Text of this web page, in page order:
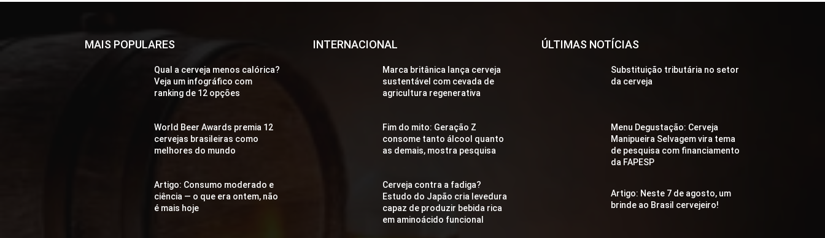
MAIS POPULARES
Qual a cerveja menos calórica?
Veja um infográfico com
ranking de 12 opções
World Beer Awards premia 12
cervejas brasileiras como
melhores do mundo
Artigo: Consumo moderado e
ciência — o que era ontem, não
é mais hoje
INTERNACIONAL
Marca britânica lança cerveja
sustentável com cevada de
agricultura regenerativa
Fim do mito: Geração Z
consome tanto álcool quanto
as demais, mostra pesquisa
Cerveja contra a fadiga?
Estudo do Japão cria levedura
capaz de produzir bebida rica
em aminoácido funcional
ÚLTIMAS NOTÍCIAS
Substituição tributária no setor
da cerveja
Menu Degustação: Cerveja
Manipueira Selvagem vira tema
de pesquisa com financiamento
da FAPESP
Artigo: Neste 7 de agosto, um
brinde ao Brasil cervejeiro!